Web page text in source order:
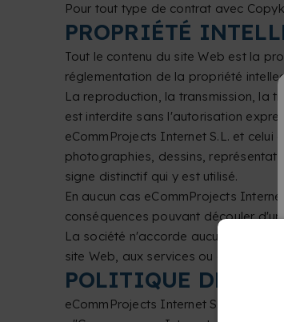
Pour tout type de contrat avec
PROPRIÉTÉ
Tout le contenu du site Web est la
réglementation de la propriété
La reproduction, la transmission, la
est interdite sans l'autorisation
eCommProjects Internet S.L. et
photographies, dessins,
signe distinctif qui y est utilisé.
En aucun cas eCommProjects
conséquences pouvant découler
La société n'accorde aucune
site Web, aux services ou à son
POLITIQUE DE
eCommProjects Internet S.L. est